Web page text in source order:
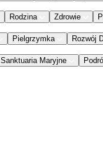
Rodzina Zdrowie
Pielgrzymka Rozwój
Sanktuaria Maryjne